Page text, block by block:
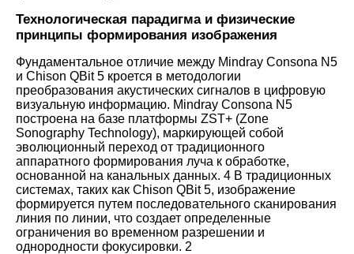
Технологическая парадигма и физические
принципы формирования изображения
Фундаментальное отличие между Mindray Consona N5
и Chison QBit 5 кроется в методологии
преобразования акустических сигналов в цифровую
визуальную информацию. Mindray Consona N5
построена на базе платформы ZST+ (Zone
Sonography Technology), маркирующей собой
эволюционный переход от традиционного
аппаратного формирования луча к обработке,
основанной на канальных данных. 4 В традиционных
системах, таких как Chison QBit 5, изображение
формируется путем последовательного сканирования
линия по линии, что создает определенные
ограничения во временном разрешении и
однородности фокусировки. 2